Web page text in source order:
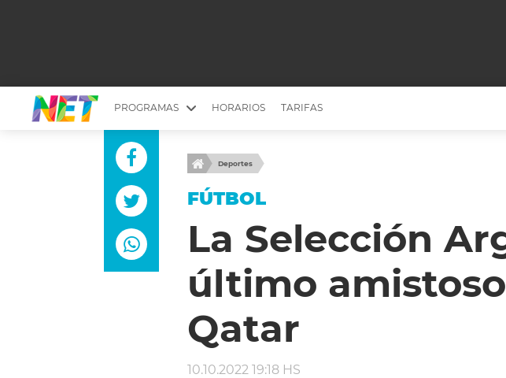
PROGRAMAS
MESA PICANTE
YUYITO A LA TARDE
EMPRENDI2
LONGOBARDI
EL OLIVO BLANCO
TU LUGAR IDEAL
CHICHE EN VIVO
ARGENTINOS X ARGENTINA
CARAS Y NEGOCIOS
SCOUTING PARA UN CAMBIO
INTELEXIS TV
MODO
HORARIOS TARIFAS
Deportes
FÚTBOL
La Selección
último
Qatar
10.10.2022 19:18 HS